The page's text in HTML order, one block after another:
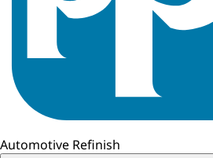
Automotive Refinish